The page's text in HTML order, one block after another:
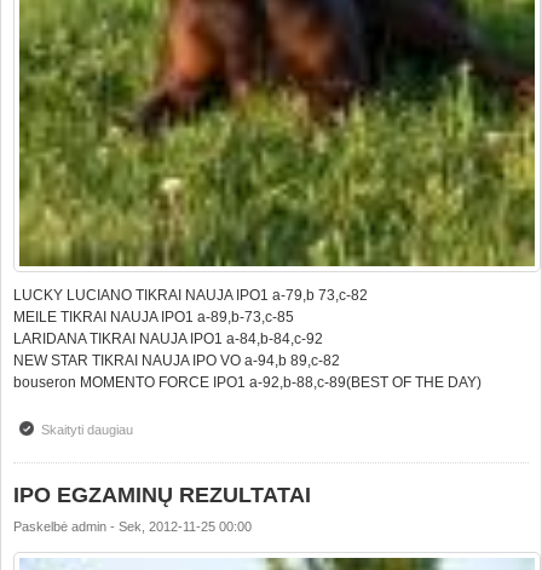
LUCKY LUCIANO TIKRAI NAUJA IPO1 a-79,b 73,c-82
MEILE TIKRAI NAUJA IPO1 a-89,b-73,c-85
LARIDANA TIKRAI NAUJA IPO1 a-84,b-84,c-92
NEW STAR TIKRAI NAUJA IPO VO a-94,b 89,c-82
bouseron MOMENTO FORCE IPO1 a-92,b-88,c-89(BEST OF THE DAY)
Skaityti daugiauapie IPO RESULTS
IPO EGZAMINŲ REZULTATAI
Paskelbė admin - Sek, 2012-11-25 00:00